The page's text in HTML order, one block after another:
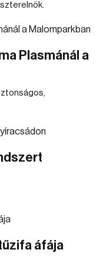
Plasmánál a
áfája